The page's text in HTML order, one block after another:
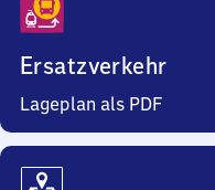
Ersatzverkehr
Lageplan als PDF